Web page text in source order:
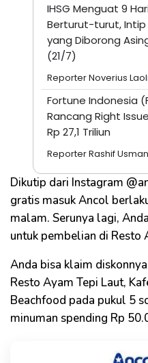
IHSG Menguat 9
Berturut-turut, Intip
yang Diborong
(21/7)
Reporter Noverius Laoli
Fortune Indonesia
Rancang Right
Rp 27,1 Triliun
Reporter Rashif Usman
Dikutip dari Instagram
gratis masuk Ancol
malam. Serunya lagi,
untuk pembelian di Resto
Anda bisa klaim
Resto Ayam Tepi Laut,
Beachfood pada pukul 5
minuman spending Rp